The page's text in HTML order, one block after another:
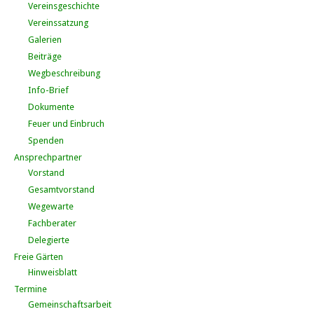
Vereinsgeschichte
Vereinssatzung
Galerien
Beiträge
Wegbeschreibung
Info-Brief
Dokumente
Feuer und Einbruch
Spenden
Ansprechpartner
Vorstand
Gesamtvorstand
Wegewarte
Fachberater
Delegierte
Freie Gärten
Hinweisblatt
Termine
Gemeinschaftsarbeit